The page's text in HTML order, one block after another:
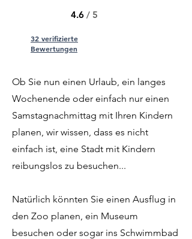
4.6 / 5
32 verifizierte
Bewertungen
Ob Sie nun einen Urlaub, ein langes
Wochenende oder einfach nur einen
Samstagnachmittag mit Ihren Kindern
planen, wir wissen, dass es nicht
einfach ist, eine Stadt mit Kindern
reibungslos zu besuchen...
Natürlich könnten Sie einen Ausflug in
den Zoo planen, ein Museum
besuchen oder sogar ins Schwimmbad